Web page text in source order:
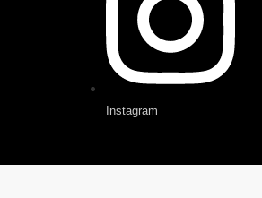
Instagram